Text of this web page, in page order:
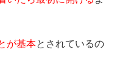
が基本とされているの